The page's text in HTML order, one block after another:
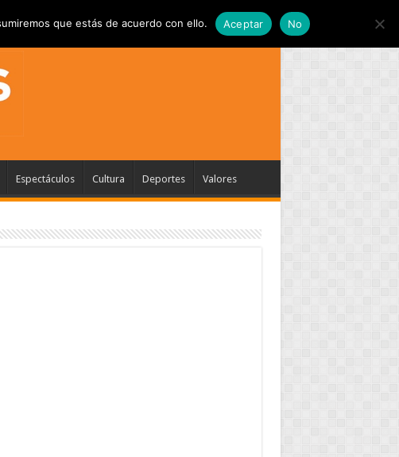
Espectáculos Cultura Deportes Valores
que estás de acuerdo con ello. Aceptar No